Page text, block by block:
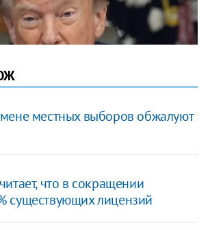
местных выборов обжалуют
что в сокращении
существующих лицензий